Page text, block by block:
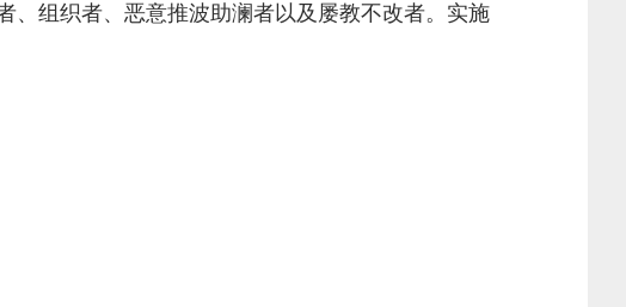
、组织者、恶意推波助澜者以及屡教不改者。实施